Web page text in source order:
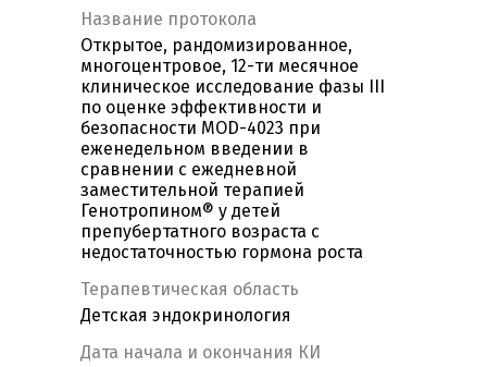
Название протокола
Открытое, рандомизированное,
многоцентровое, 12-ти месячное
клиническое исследование фазы III
по оценке эффективности и
безопасности MOD-4023 при
еженедельном введении в
сравнении с ежедневной
заместительной терапией
Генотропином® у детей
препубертатного возраста с
недостаточностью гормона роста
Терапевтическая область
Детская эндокринология
Дата начала и окончания КИ